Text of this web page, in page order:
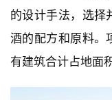
的设计手法，选择
酒的配方和原料。
有建筑合计占地面